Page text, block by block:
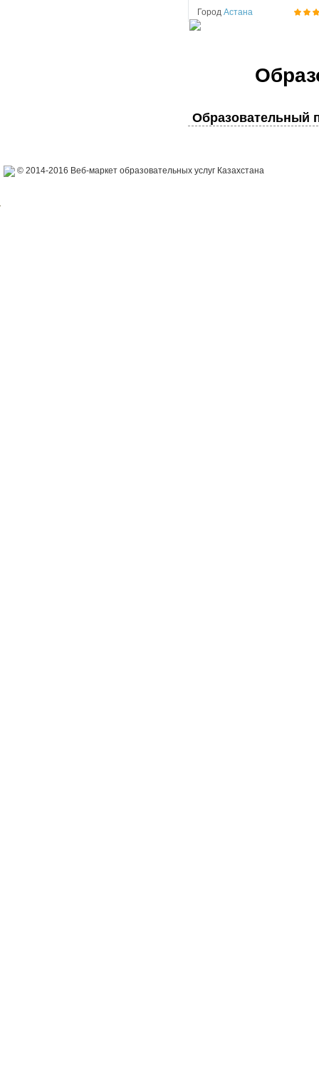
Город Астана
Образовательный
© 2014-2016 Веб-маркет образовательных услуг Казахстана